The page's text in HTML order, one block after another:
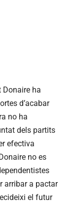
Donaire ha
d’acabar
no ha
dels partits
efectiva
no es
arribar a pactar
el futur